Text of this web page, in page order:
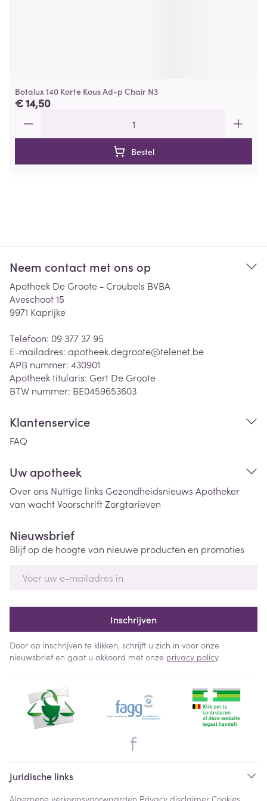
Botalux 140 Korte Kous Ad-p Chair N3
€ 14,50
Bestel
Neem contact met ons op
Apotheek De Groote - Croubels BVBA
Aveschoot 15
9971 Kaprijke
Telefoon: 09 377 37 95
E-mailadres: apotheek.degroote@telenet.be
APB nummer: 430901
Apotheek titularis: Gert De Groote
BTW nummer: BE0459653603
Klantenservice
FAQ
Uw apotheek
Over ons Nuttige links Gezondheidsnieuws Apotheker
van wachtVoorschriftZorgtarieven
Nieuwsbrief
Blijf op de hoogte van nieuwe producten en promoties
Inschrijven
Door op inschrijven te klikken, schrijft u zich in voor onze
nieuwsbrief en gaat u akkoord met onze privacy policy.
Juridische links
Algemene verkoopsvoorwaarden Privacy disclaimer Cookies